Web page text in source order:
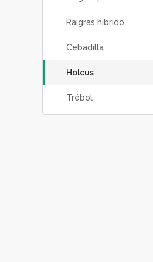
Raigrás híbrido
Cebadilla
Holcus
Trébol